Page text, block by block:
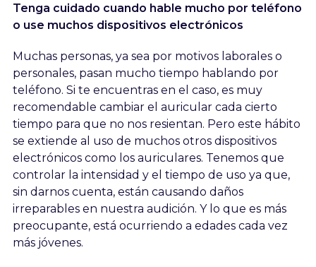
Tenga cuidado cuando hable mucho por teléfono
o use muchos dispositivos electrónicos
Muchas personas, ya sea por motivos laborales o
personales, pasan mucho tiempo hablando por
teléfono. Si te encuentras en el caso, es muy
recomendable cambiar el auricular cada cierto
tiempo para que no nos resientan. Pero este hábito
se extiende al uso de muchos otros dispositivos
electrónicos como los auriculares. Tenemos que
controlar la intensidad y el tiempo de uso ya que,
sin darnos cuenta, están causando daños
irreparables en nuestra audición. Y lo que es más
preocupante, está ocurriendo a edades cada vez
más jóvenes.